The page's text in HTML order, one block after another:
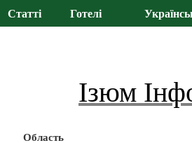
Статті Готелі
Ізюм
Область